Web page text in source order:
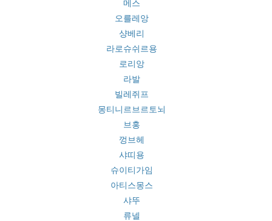
메스
오를레앙
샹베리
라로슈쉬르용
로리앙
라발
빌레쥐프
몽티니르브르토뇌
브홍
껑브헤
샤띠용
슈이티가임
아티스몽스
샤뚜
류넬